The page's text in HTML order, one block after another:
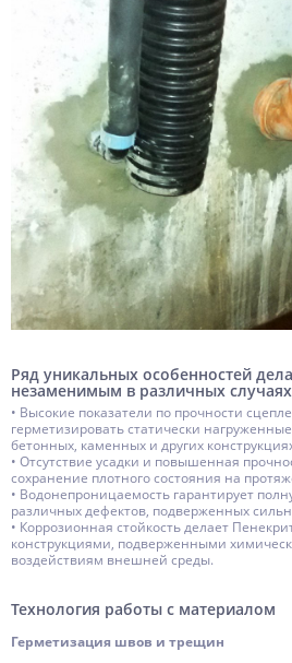
Ряд уникальных особенностей
незаменимым в различных
• Высокие показатели по прочности
герметизировать статически
бетонных, каменных и других
• Отсутствие усадки и повышенная
сохранение плотного состояния на
• Водонепроницаемость гарантирует
различных дефектов, подверженных
• Коррозионная стойкость делает
конструкциями, подверженными
воздействиям внешней среды.
Технология работы с материалом
Герметизация швов и трещин